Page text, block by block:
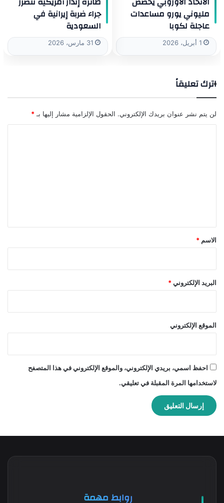
مليوني يورو مساعدات
عاجلة لكوبا
1 أبريل، 2026
جراء ضربة إيرانية في
السعودية
31 مارس، 2026
اترك تعليقاً
لن يتم نشر عنوان بريدك الإلكتروني. الحقول الإلزامية مشار إليها بـ *
*
الاسم *
البريد الإلكتروني *
الموقع الإلكتروني
احفظ اسمي، بريدي الإلكتروني، والموقع الإلكتروني في هذا المتصفح
لاستخدامها المرة المقبلة في تعليقي.
روابط مهمة